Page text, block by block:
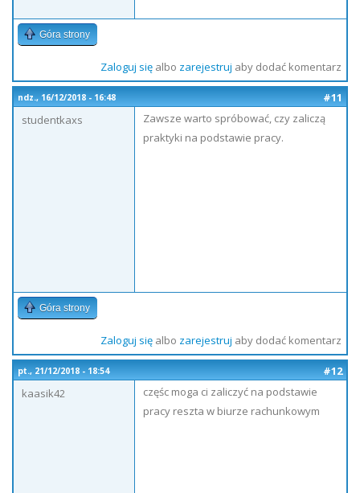
Góra strony
Zaloguj sięalbo zarejestruj aby dodać komentarz
ndz., 16/12/2018 - 16:48
#11
studentkaxs
Zawsze warto spróbować, czy zaliczą
praktyki na podstawie pracy.
Góra strony
Zaloguj sięalbo zarejestruj aby dodać komentarz
pt., 21/12/2018 - 18:54
#12
kaasik42
częśc moga ci zaliczyć na podstawie
pracy reszta w biurze rachunkowym